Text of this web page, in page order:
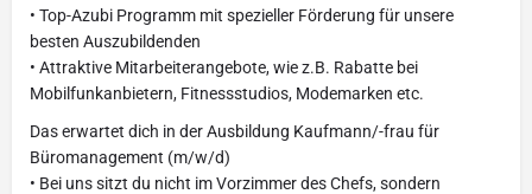
• Top-Azubi Programm mit spezieller Förderung für unsere
besten Auszubildenden
• Attraktive Mitarbeiterangebote, wie z.B. Rabatte bei
Mobilfunkanbietern, Fitnessstudios, Modemarken etc.
Das erwartet dich in der Ausbildung Kaufmann/-frau für
Büromanagement (m/w/d)
• Bei uns sitzt du nicht im Vorzimmer des Chefs, sondern